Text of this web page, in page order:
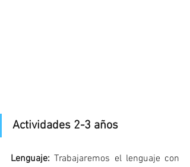
Actividades 2-3 años
Lenguaje: Trabajaremos el lenguaje con